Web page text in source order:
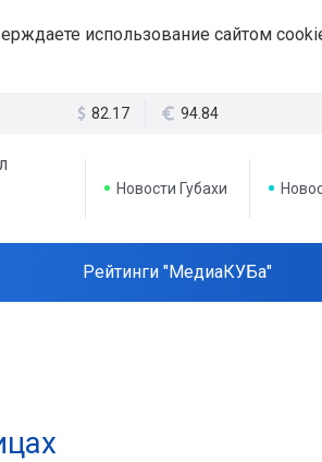
использование сайтом
82.17 94.84
Новости Губахи
Рейтинги "МедиаКУБа"